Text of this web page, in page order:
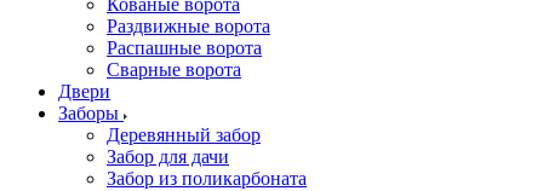
Кованые ворота
Раздвижные ворота
Распашные ворота
Сварные ворота
Двери
Заборы
Деревянный забор
Забор для дачи
Забор из поликарбоната